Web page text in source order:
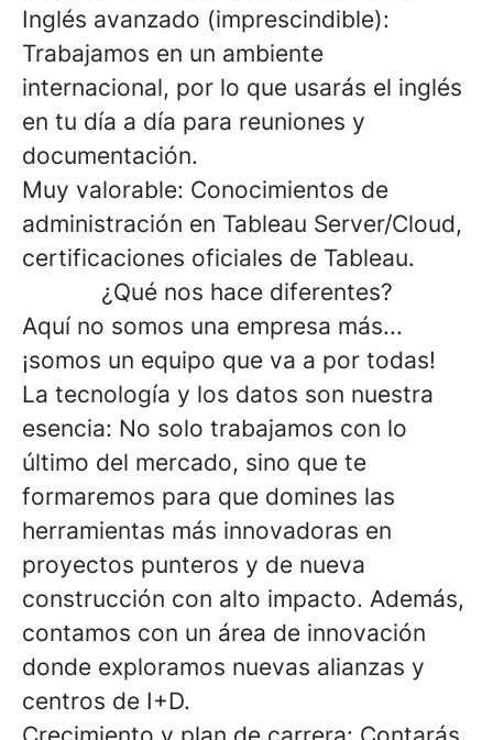
Inglés avanzado (imprescindible):
Trabajamos en un ambiente
internacional, por lo que usarás el inglés
en tu día a día para reuniones y
documentación.
Muy valorable: Conocimientos de
administración en Tableau Server/Cloud,
certificaciones oficiales de Tableau.
¿Qué nos hace diferentes?
Aquí no somos una empresa más...
¡somos un equipo que va a por todas!
La tecnología y los datos son nuestra
esencia: No solo trabajamos con lo
último del mercado, sino que te
formaremos para que domines las
herramientas más innovadoras en
proyectos punteros y de nueva
construcción con alto impacto. Además,
contamos con un área de innovación
donde exploramos nuevas alianzas y
centros de I+D.